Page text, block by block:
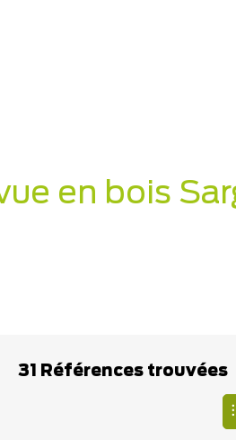
en bois
31 Références trouvées